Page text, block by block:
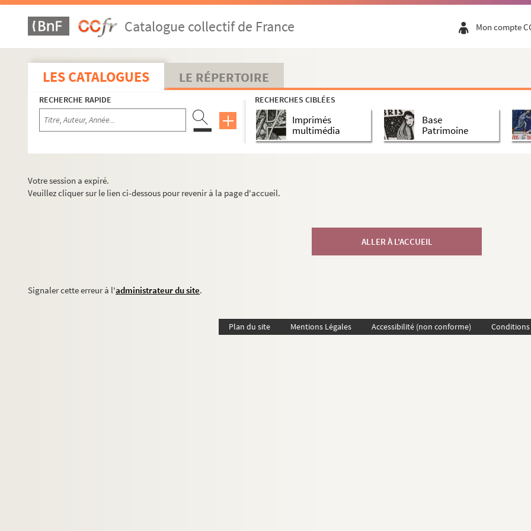
Catalogue collectif de France Mon compte
LES CATALOGUES LE RÉPERTOIRE
RECHERCHE RAPIDE RECHERCHES CIBLÉES
Imprimés
multimédia
Base
Patrimoine
Votre session a expiré.
Veuillez cliquer sur le lien ci-dessous pour revenir à la page d'accueil.
ALLER À L'ACCUEIL
Signaler cette erreur à l'administrateur du site.
Plan du site Mentions Légales Accessibilité (non conforme)